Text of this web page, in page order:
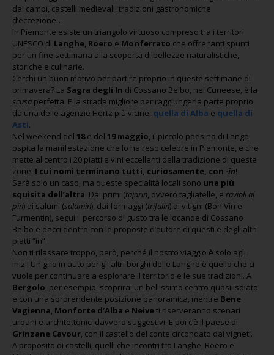
dai campi, castelli medievali, tradizioni gastronomiche
d’eccezione…
In Piemonte esiste un triangolo virtuoso compreso tra i territori
UNESCO di Langhe, Roero e Monferrato che offre tanti spunti
per un fine settimana alla scoperta di bellezze naturalistiche,
storiche e culinarie.
Cerchi un buon motivo per partire proprio in queste settimane di
primavera? La Sagra degli In di Cossano Belbo, nel Cuneese, è la
scusa perfetta. E la strada migliore per raggiungerla parte proprio
da una delle agenzie Hertz più vicine, quella di Alba e quella di
Asti.
Nel weekend del 18e del 19 maggio, il piccolo paesino di Langa
ospita la manifestazione che lo ha reso celebre in Piemonte, e che
mette al centro i 20 piatti e vini eccellenti della tradizione di queste
zone. I cui nomi terminano tutti, curiosamente, con -in!
Sarà solo un caso, ma queste specialità locali sono una più
squisita dell’altra. Dai primi (tajarin, ovvero tagliatelle, e ravioli al
pin) ai salumi (salamin), dai formaggi (trifulin) ai vitigni (Bon Vin e
Furmentin), segui il percorso di gusto tra le locande di Cossano
Belbo e dacci dentro con le proposte d’autore di questi e degli altri
piatti “in”.
Non ti rilassare troppo, però, perché il nostro viaggio è solo agli
inizi! Un giro in auto per gli altri borghi delle Langhe è quello che ci
vuole per continuare a esplorare il territorio e le sue tradizioni. A
Bergolo, per esempio, scoprirai un bellissimo centro quasi isolato
e con una sorprendente posizione panoramica, mentre Bene
Vagienna, Monforte d’Alba e Neiveti riserveranno scenari
urbani e architettonici davvero suggestivi. E poi c’è il paese di
Grinzane Cavour, con il castello del conte circondato dai vigneti.
A proposito di castelli, quelli che incontri tra Langhe, Roero e